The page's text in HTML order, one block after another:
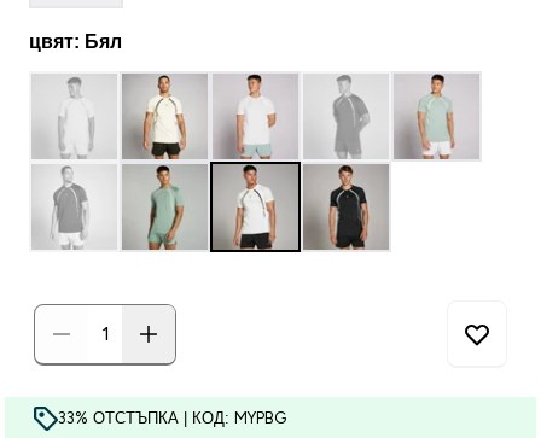
цвят: Бял
33% ОТСТЪПКА | КОД: MYPBG